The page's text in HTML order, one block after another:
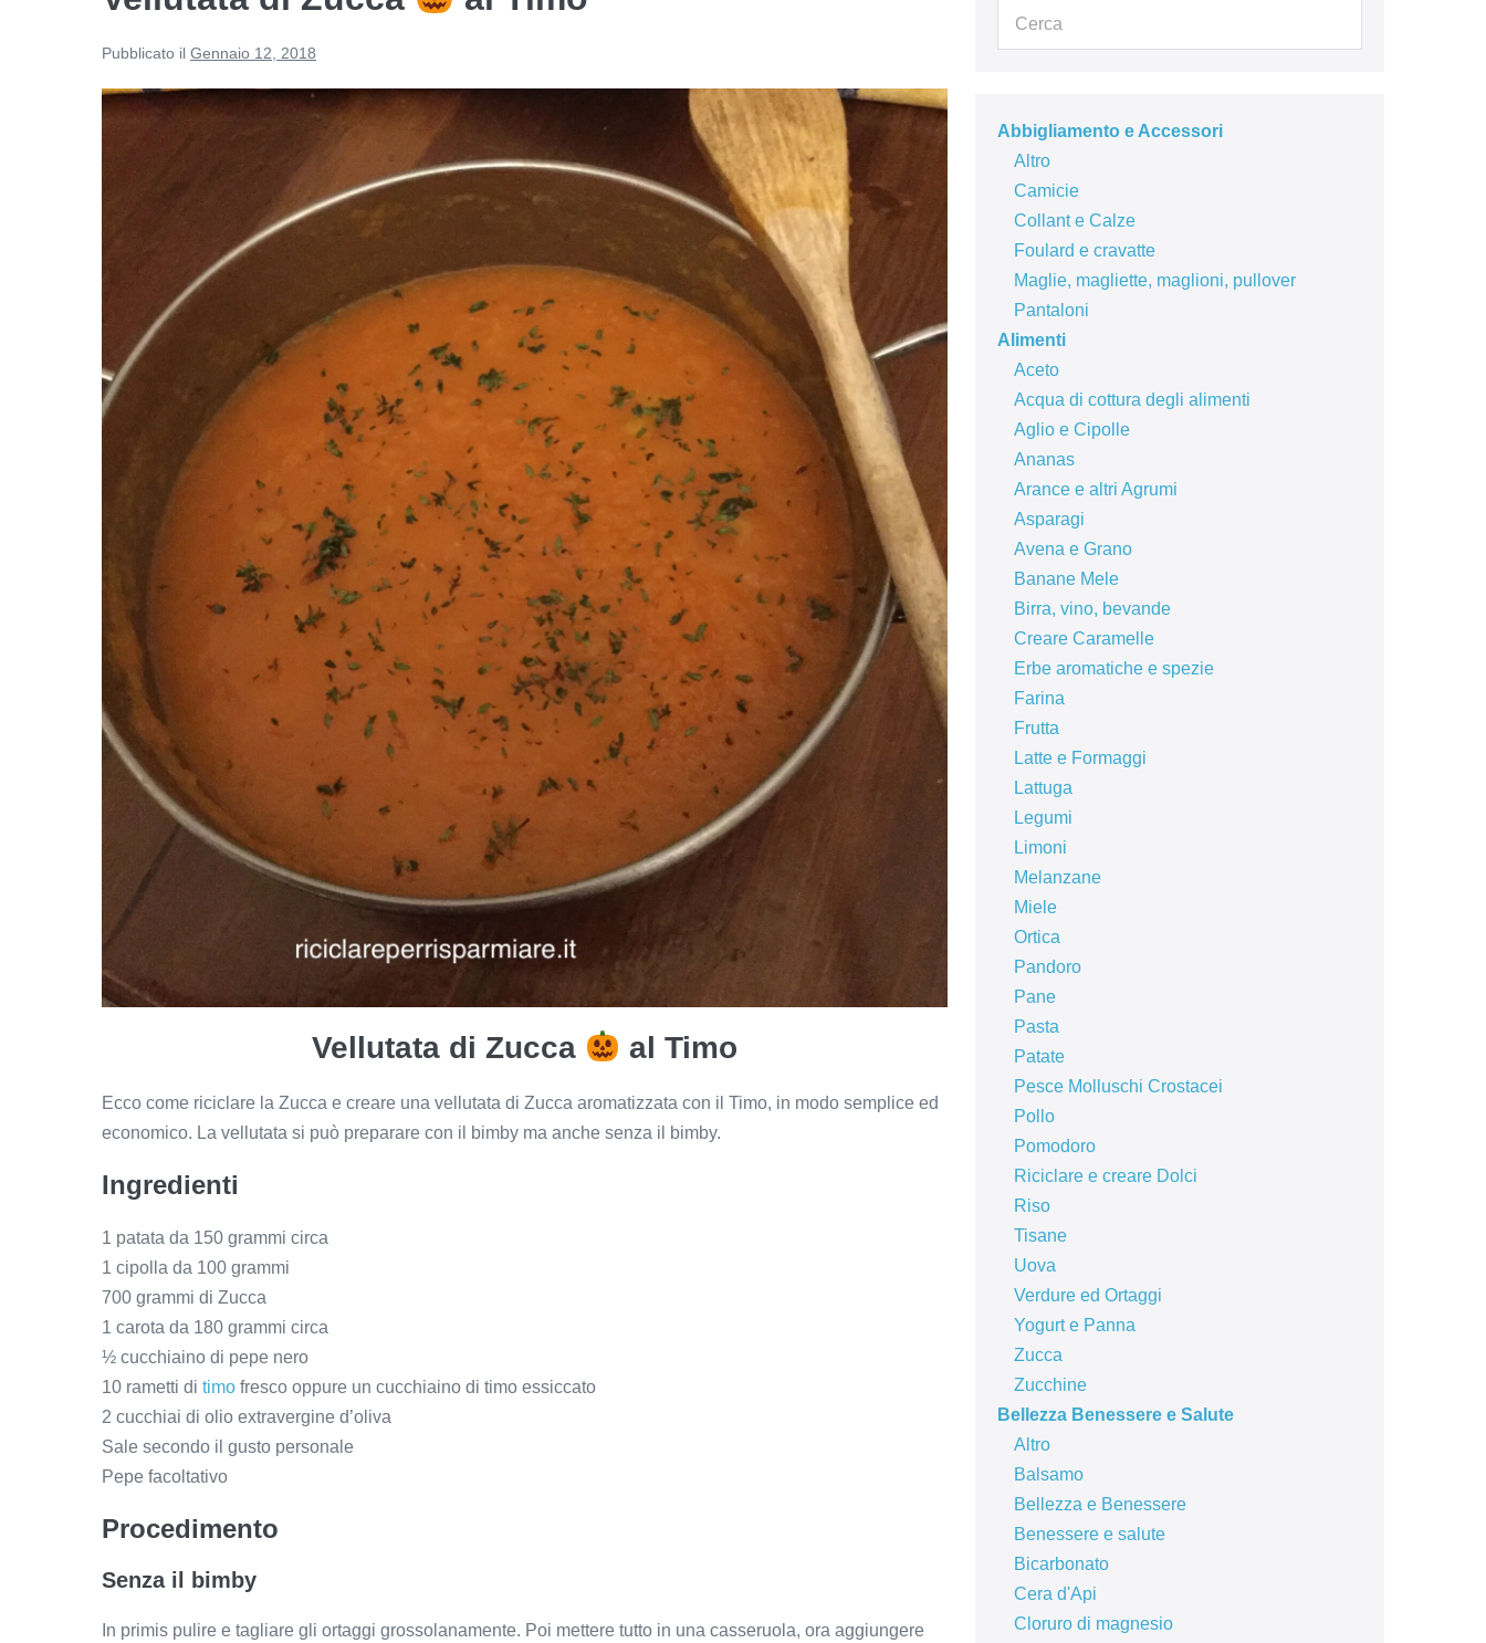
Pubblicato il Gennaio 12, 2018
Vellutata di Zucca al Timo
Ecco come riciclare la Zucca e creare una vellutata di Zucca aromatizzata con il Timo, in modo semplice ed
economico. La vellutata si può preparare con il bimby ma anche senza il bimby.
Ingredienti
1 patata da 150 grammi circa
1 cipolla da 100 grammi
700 grammi di Zucca
1 carota da 180 grammi circa
½ cucchiaino di pepe nero
10 rametti di timo fresco oppure un cucchiaino di timo essiccato
2 cucchiai di olio extravergine d’oliva
Sale secondo il gusto personale
Pepe facoltativo
Procedimento
Senza il bimby
In primis pulire e tagliare gli ortaggi grossolanamente. Poi mettere tutto in una casseruola, ora aggiungere
Abbigliamento e Accessori
Altro
Camicie
Collant e Calze
Foulard e cravatte
Maglie, magliette, maglioni, pullover
Pantaloni
Alimenti
Aceto
Acqua di cottura degli alimenti
Aglio e Cipolle
Ananas
Arance e altri Agrumi
Asparagi
Avena e Grano
Banane Mele
Birra, vino, bevande
Creare Caramelle
Erbe aromatiche e spezie
Farina
Frutta
Latte e Formaggi
Lattuga
Legumi
Limoni
Melanzane
Miele
Ortica
Pandoro
Pane
Pasta
Patate
Pesce Molluschi Crostacei
Pollo
Pomodoro
Riciclare e creare Dolci
Riso
Tisane
Uova
Verdure ed Ortaggi
Yogurt e Panna
Zucca
Zucchine
Bellezza Benessere e Salute
Altro
Balsamo
Bellezza e Benessere
Benessere e salute
Bicarbonato
Cera d'Api
Cloruro di magnesio